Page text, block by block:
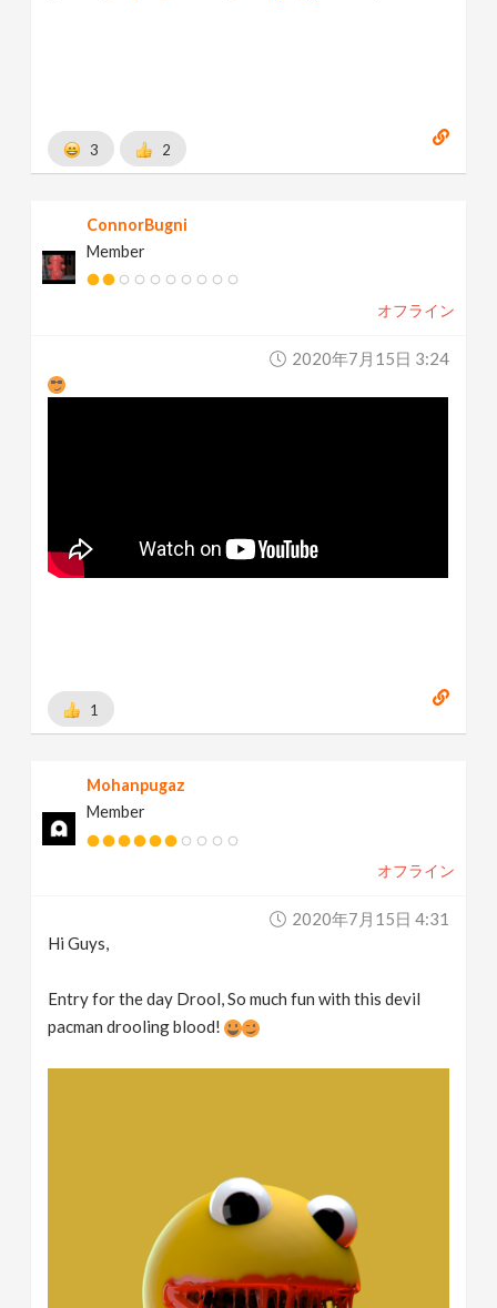
3 2
ConnorBugni
Member
オフライン
2020年7月15日 3:24
1
Mohanpugaz
Member
オフライン
2020年7月15日 4:31
Hi Guys,
Entry for the day Drool, So much fun with this devil
pacman drooling blood!